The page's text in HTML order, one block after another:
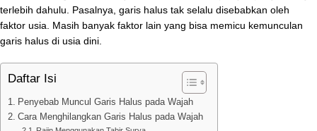
terlebih dahulu. Pasalnya, garis halus tak selalu disebabkan oleh
faktor usia. Masih banyak faktor lain yang bisa memicu kemunculan
garis halus di usia dini.
Daftar Isi
Penyebab Muncul Garis Halus pada Wajah
Cara Menghilangkan Garis Halus pada Wajah